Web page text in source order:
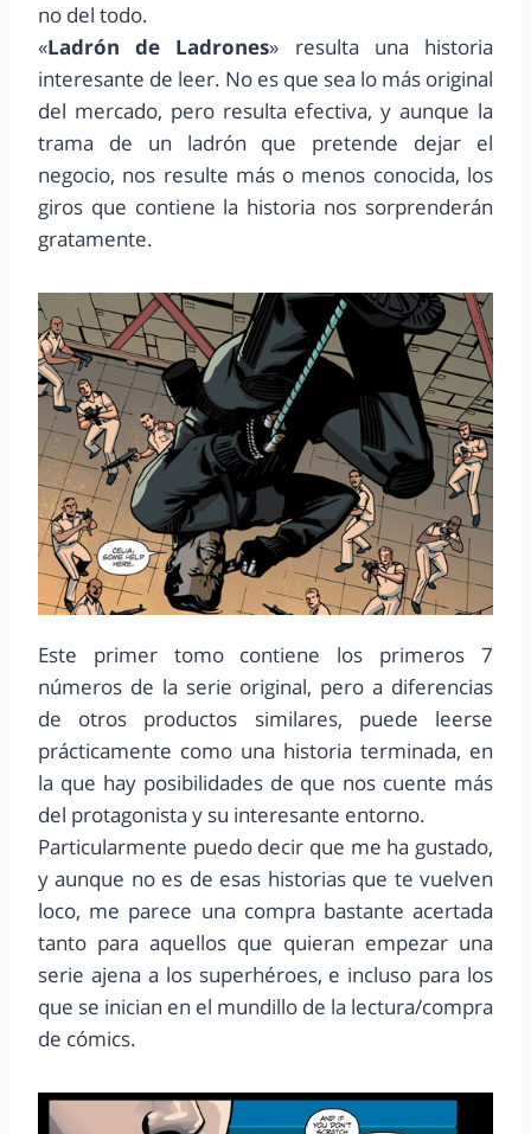
no del todo.
«Ladrón de Ladrones» resulta una historia
interesante de leer. No es que sea lo más original
del mercado, pero resulta efectiva, y aunque la
trama de un ladrón que pretende dejar el
negocio, nos resulte más o menos conocida, los
giros que contiene la historia nos sorprenderán
gratamente.
Este primer tomo contiene los primeros 7
números de la serie original, pero a diferencias
de otros productos similares, puede leerse
prácticamente como una historia terminada, en
la que hay posibilidades de que nos cuente más
del protagonista y su interesante entorno.
Particularmente puedo decir que me ha gustado,
y aunque no es de esas historias que te vuelven
loco, me parece una compra bastante acertada
tanto para aquellos que quieran empezar una
serie ajena a los superhéroes, e incluso para los
que se inician en el mundillo de la lectura/compra
de cómics.